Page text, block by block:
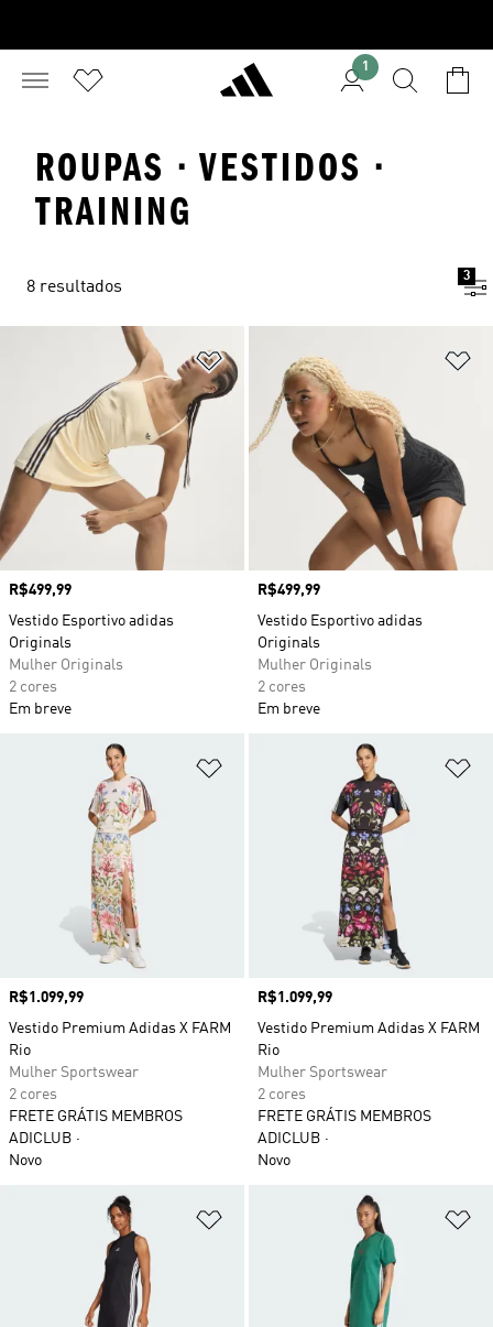
1
ROUPAS · VESTIDOS ·
TRAINING
8 resultados
3
Adicionar à Lista de Desejos
Preço
R$499,99
Vestido Esportivo adidas
Originals
Mulher Originals
2 cores
Em breve
Preço
R$499,99
Vestido Esportivo adidas
Originals
Mulher Originals
2 cores
Em breve
Adicionar à Lista de Desejos
Preço
R$1.099,99
Vestido Premium Adidas X FARM
Rio
Mulher Sportswear
2 cores
FRETE GRÁTIS MEMBROS
ADICLUB
Novo
Preço
R$1.099,99
Vestido Premium Adidas X FARM
Rio
Mulher Sportswear
2 cores
FRETE GRÁTIS MEMBROS
ADICLUB
Novo
Adicionar à Lista de Desejos